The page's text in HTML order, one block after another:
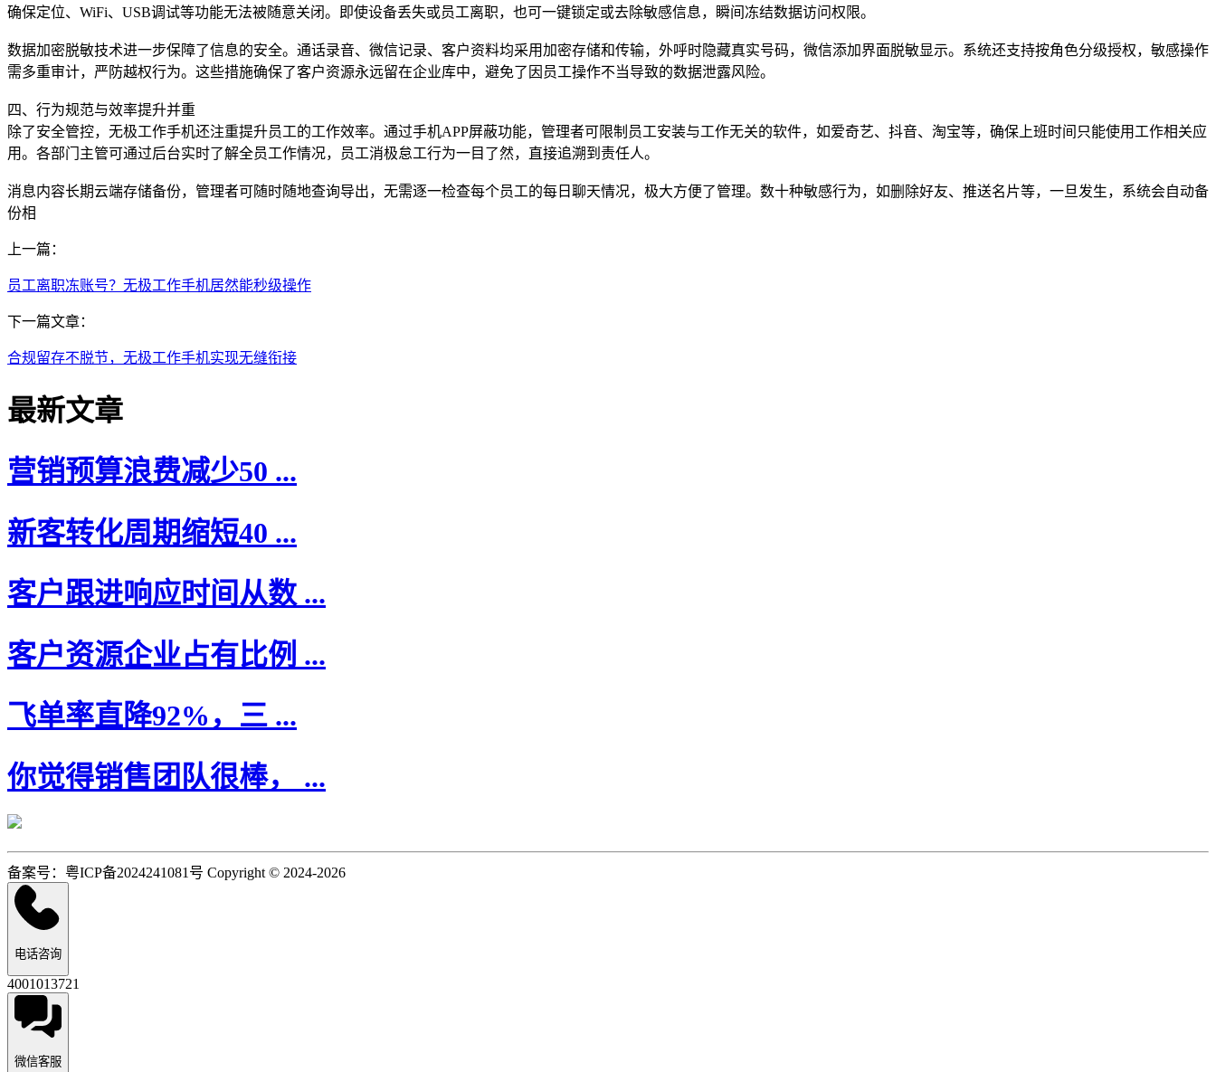
确保定位、WiFi、USB调试等功能无法被随意关闭。即使设备丢失或员工离职，也可一键锁定或去除敏感信息，瞬间冻结数据访问权限。
数据加密脱敏技术进一步保障了信息的安全。通话录音、微信记录、客户资料均采用加密存储和传输，外呼时隐藏真实号码，微信添加界面脱敏显示。系统还支持按角色分级授权，敏感操作
需多重审计，严防越权行为。这些措施确保了客户资源永远留在企业库中，避免了因员工操作不当导致的数据泄露风险。
四、行为规范与效率提升并重
除了安全管控，无极工作手机还注重提升员工的工作效率。通过手机APP屏蔽功能，管理者可限制员工安装与工作无关的软件，如爱奇艺、抖音、淘宝等，确保上班时间只能使用工作相关应
用。各部门主管可通过后台实时了解全员工作情况，员工消极怠工行为一目了然，直接追溯到责任人。
消息内容长期云端存储备份，管理者可随时随地查询导出，无需逐一检查每个员工的每日聊天情况，极大方便了管理。数十种敏感行为，如删除好友、推送名片等，一旦发生，系统会自动备
份相
上一篇：
员工离职冻账号？无极工作手机居然能秒级操作
下一篇文章：
合规留存不脱节，无极工作手机实现无缝衔接
最新文章
营销预算浪费减少50 ...
新客转化周期缩短40 ...
客户跟进响应时间从数 ...
客户资源企业占有比例 ...
飞单率直降92%，三 ...
你觉得销售团队很棒， ...
备案号：粤ICP备2024241081号 Copyright © 2024-2026
电话咨询
4001013721
微信客服